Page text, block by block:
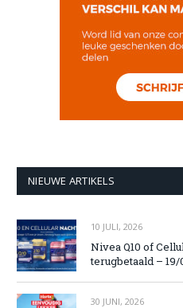
NIEUWE ARTIKELS
10 JULI, 2026
Nivea Q10 of
terugbetaald – 19/
30 JUNI, 2026